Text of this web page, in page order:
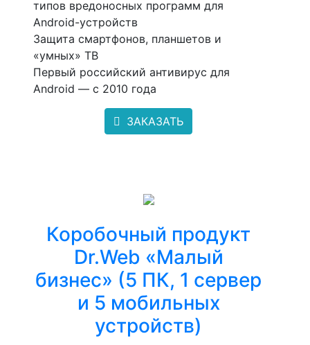
типов вредоносных программ для
Android-устройств
Защита смартфонов, планшетов и
«умных» ТВ
Первый российский антивирус для
Android — с 2010 года
ЗАКАЗАТЬ
Коробочный продукт
Dr.Web «Малый
бизнес» (5 ПК, 1 сервер
и 5 мобильных
устройств)